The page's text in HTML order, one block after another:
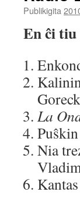
Publikigita
En ĉi
La
Nia